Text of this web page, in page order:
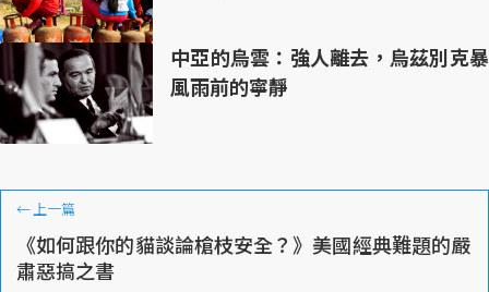
中亞的烏雲：強人離去，烏茲別克暴
風雨前的寧靜
← 上一篇
《如何跟你的貓談論槍枝安全？》美國經典難題的嚴
肅惡搞之書